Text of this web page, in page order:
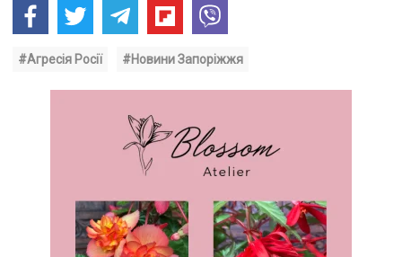
#Агресія Росії #Новини Запоріжжя